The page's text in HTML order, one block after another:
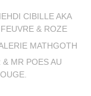
CIBILLE AKA
& ROZE
MATHGOTH
MR POES AU